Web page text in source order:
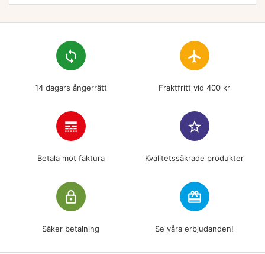
loop
14 dagars ångerrätt
flight
Fraktfritt vid 400 kr
line_style
Betala mot faktura
star_border
Kvalitetssäkrade produkter
lock_outline
Säker betalning
redeem
Se våra erbjudanden!